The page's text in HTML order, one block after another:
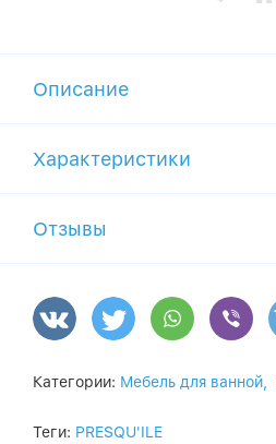
Описание
Характеристики
Отзывы
Категории: Мебель для ванной,
Теги: PRESQU'ILE